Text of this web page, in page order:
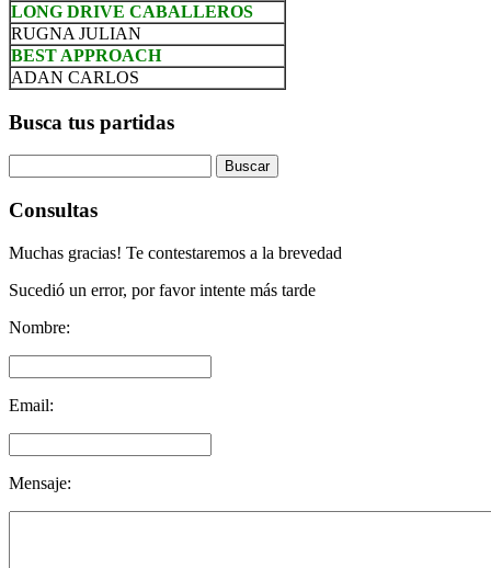
LONG DRIVE CABALLEROS
RUGNA JULIAN
BEST APPROACH
ADAN CARLOS
Busca tus partidas
Buscar
Consultas
Muchas gracias! Te contestaremos a la brevedad
Sucedió un error, por favor intente más tarde
Nombre:
Email:
Mensaje: